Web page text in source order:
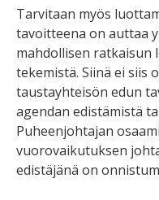
Tarvitaan myös
tavoitteena on auttaa
mahdollisen ratkaisun
tekemistä. Siinä ei siis
taustayhteisön edun
agendan edistämistä
Puheenjohtajan
vuorovaikutuksen
edistäjänä on